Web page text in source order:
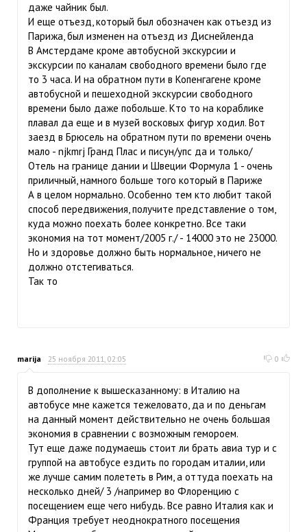
даже чайник был.
И еще отъезд, который был обозначен как отъезд из
Парижа, был изменен на отъезд из Диснейленда
В Амстердаме кроме автобусной экскурсии и
экскурсии по каналам свободного времени было где
то 3 часа. И на обратном пути в Копенгагене кроме
автобусной и пешеходной экскурсии свободного
времени было даже побольше. Кто то на кораблике
плавал да еще и в музей восковых фигур ходил. Вот
заезд в Брюсель на обратном пути по времени очень
мало - njkmrj Гранд Плас и писун/упс да и только/
Отель на границе дании и Швеции Формула 1 - очень
приличный, намного больше того который в Париже
А в целом нормально. Особенно тем кто любит такой
способ передвижения, получите представление о том,
куда можно поехать более конкретно. Все таки
экономия на тот момент/2005 г./ - 14000 это не 23000.
Но и здоровье должно быть нормальное, ничего не
должно отстегиваться.
Так то
marija 25 ноября 2011, 02:05 0
В дополнение к вышесказанному: в Италию на
автобусе мне кажется тежеловато, да и по деньгам
на данный момент действительно не очень большая
экономия в сравнении с возможным гемороем.
Тут еще даже подумаешь стоит ли брать авиа тур и с
группой на автобусе ездить по городам италии, или
же лучше самим полететь в Рим, а оттуда поехать на
несколько дней/ 3 /например во Флоренцию с
посещением еще чего нибудь. Все равно Италия как и
Франция требует неоднократного посещения